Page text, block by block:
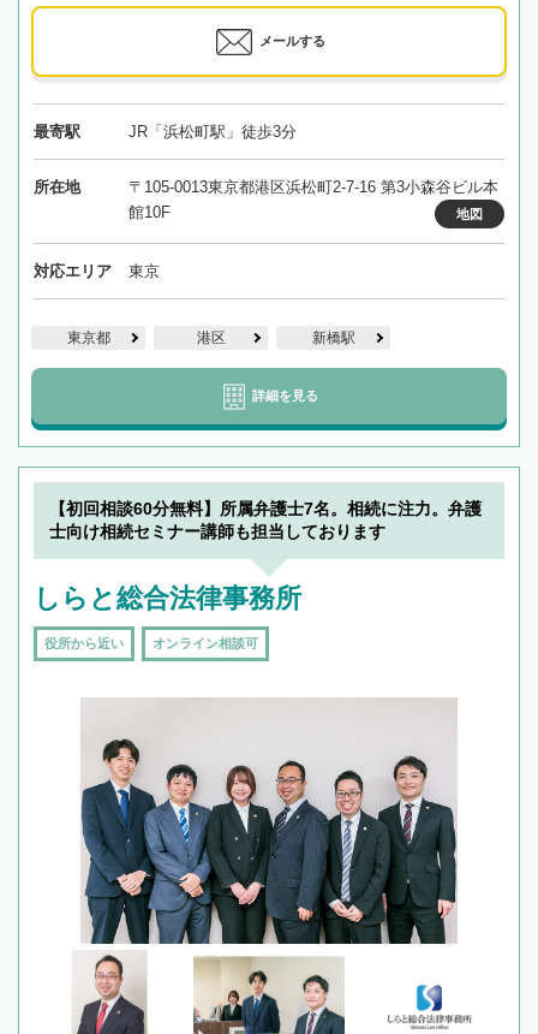
メールする
最寄駅 JR「浜松町駅」徒歩3分
所在地
〒105-0013東京都港区浜松町2-7-16 第3小森谷ビル本
館10F
地図
対応エリア 東京
東京都 港区 新橋駅
詳細を見る
【初回相談60分無料】所属弁護士7名。相続に注力。弁護
士向け相続セミナー講師も担当しております
しらと総合法律事務所
役所から近い オンライン相談可